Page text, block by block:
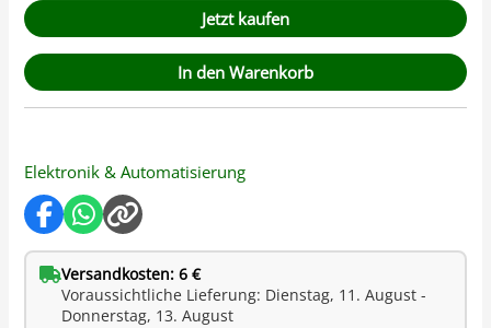
Jetzt kaufen
In den Warenkorb
Elektronik & Automatisierung
Versandkosten: 6 €
Voraussichtliche Lieferung: Dienstag, 11. August -
Donnerstag, 13. August